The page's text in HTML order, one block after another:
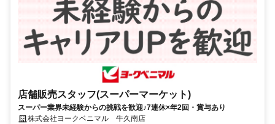
店舗販売スタッフ(スーパーマーケット)
スーパー業界未経験からの挑戦を歓迎♪7連休×年2回・賞与あり
株式会社ヨークベニマル 牛久南店